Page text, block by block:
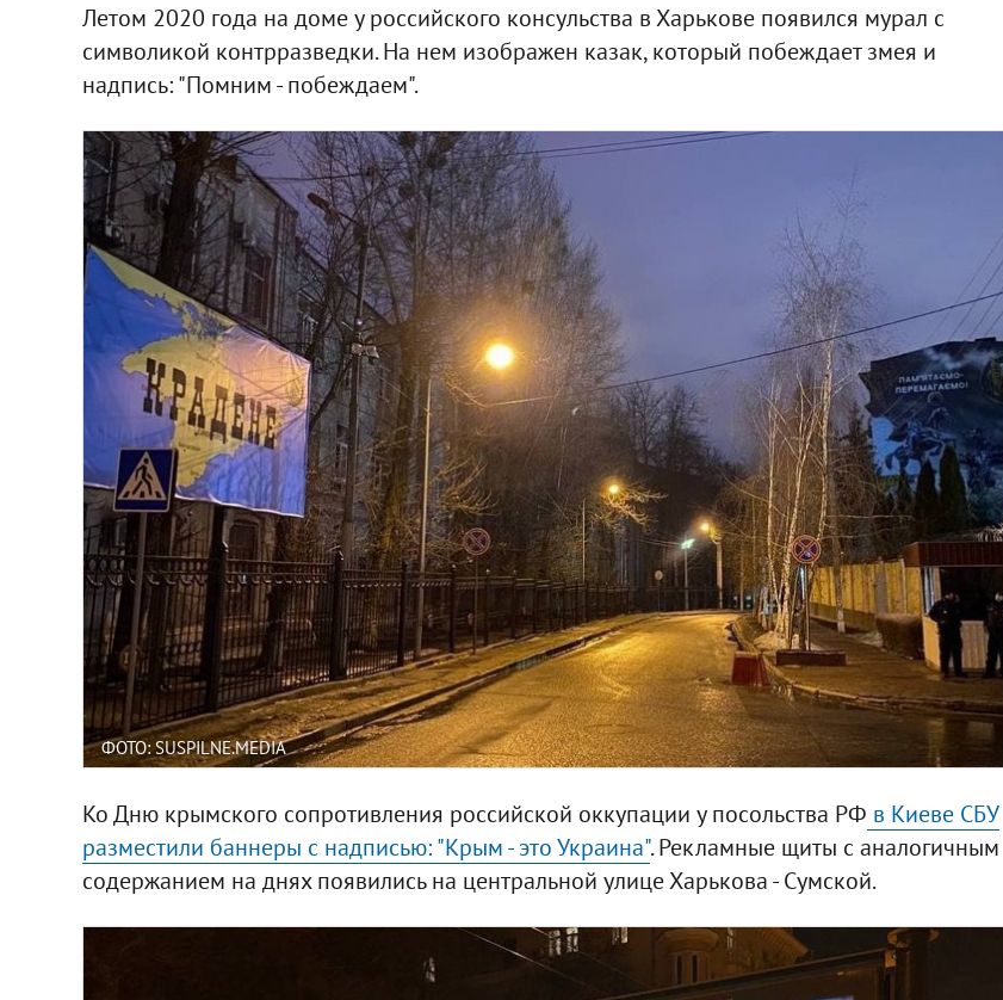
Летом 2020 года на доме у российского консульства в Харькове появился мурал с
символикой контрразведки. На нем изображен казак, который побеждает змея и
надпись: "Помним - побеждаем".
ФОТО: SUSPILNE.MEDIA
Ко Дню крымского сопротивления российской оккупации у посольства РФ в Киеве СБУ
разместили баннеры с надписью: "Крым - это Украина". Рекламные щиты с аналогичным
содержанием на днях появились на центральной улице Харькова - Сумской.